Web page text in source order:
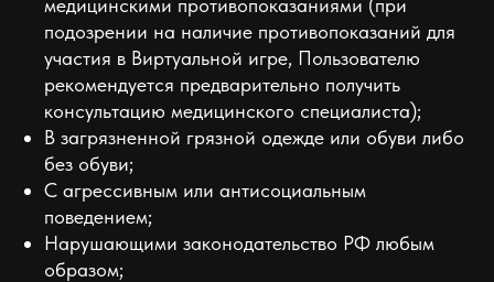
медицинскими противопоказаниями (при
подозрении на наличие противопоказаний для
участия в Виртуальной игре, Пользователю
рекомендуется предварительно получить
консультацию медицинского специалиста);
В загрязненной грязной одежде или обуви либо
без обуви;
С агрессивным или антисоциальным
поведением;
Нарушающими законодательство РФ любым
образом;